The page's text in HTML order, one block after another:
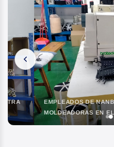
EMPLEADOS DE NANBIN
MOLDEADORAS EN EL TALLER